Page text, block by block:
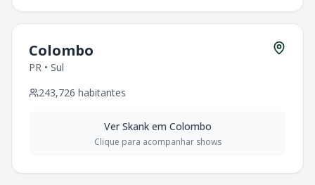
Colombo
PR • Sul
243,726 habitantes
VerSkankem Colombo
Clique para acompanhar shows